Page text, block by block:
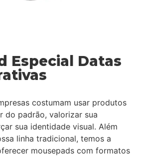
Especial Datas
costumam usar produtos
do padrão, valorizar sua
sua identidade visual. Além
linha tradicional, temos a
mousepads com formatos